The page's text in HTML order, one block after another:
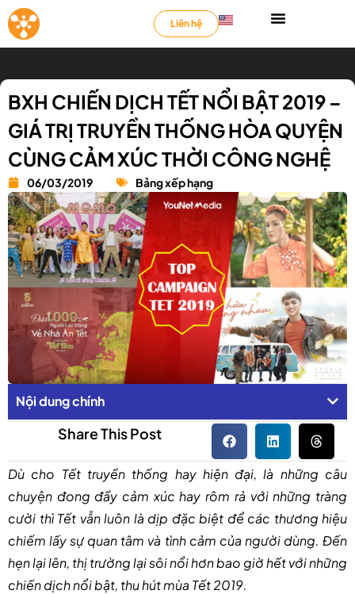
Liên hệ
BXH CHIẾN DỊCH TẾT NỔI BẬT 2019 –
GIÁ TRỊ TRUYỀN THỐNG HÒA QUYỆN
CÙNG CẢM XÚC THỜI CÔNG NGHỆ
06/03/2019 Bảng xếp hạng
Nội dung chính
Share This Post
Dù cho Tết truyền thống hay hiện đại, là những câu
chuyện đong đầy cảm xúc hay rôm rả với những tràng
cười thì Tết vẫn luôn là dịp đặc biệt để các thương hiệu
chiếm lấy sự quan tâm và tình cảm của người dùng. Đến
hẹn lại lên, thị trường lại sôi nổi hơn bao giờ hết với những
chiến dịch nổi bật, thu hút mùa Tết 2019.